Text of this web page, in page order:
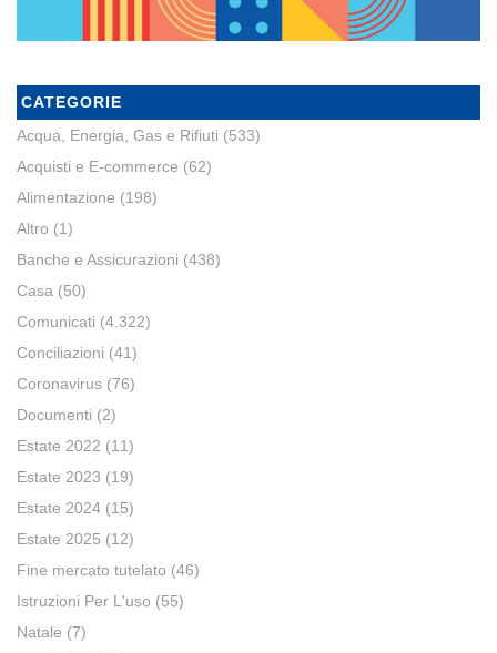
CATEGORIE
Acqua, Energia, Gas e Rifiuti (533)
Acquisti e E-commerce (62)
Alimentazione (198)
Altro (1)
Banche e Assicurazioni (438)
Casa (50)
Comunicati (4.322)
Conciliazioni (41)
Coronavirus (76)
Documenti (2)
Estate 2022 (11)
Estate 2023 (19)
Estate 2024 (15)
Estate 2025 (12)
Fine mercato tutelato (46)
Istruzioni Per L'uso (55)
Natale (7)